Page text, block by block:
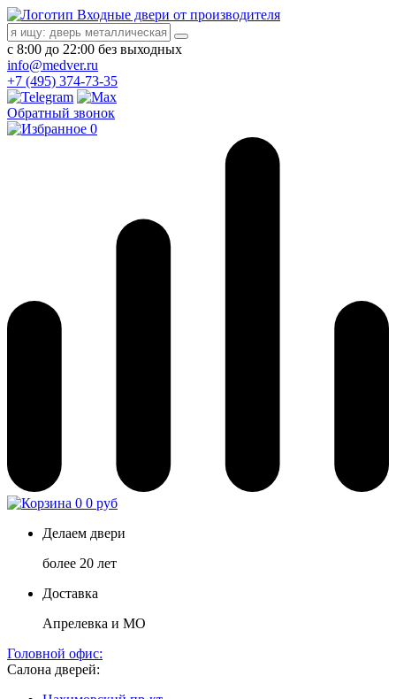
Входные двери от производителя
с 8:00 до 22:00 без выходных
info@medver.ru
+7 (495) 374-73-35
Обратный звонок
0
0 0 руб
Делаем двери
более 20 лет
Доставка
Апрелевка и МО
Головной офис:
Салона дверей: